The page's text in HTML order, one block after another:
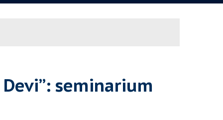
seminarium